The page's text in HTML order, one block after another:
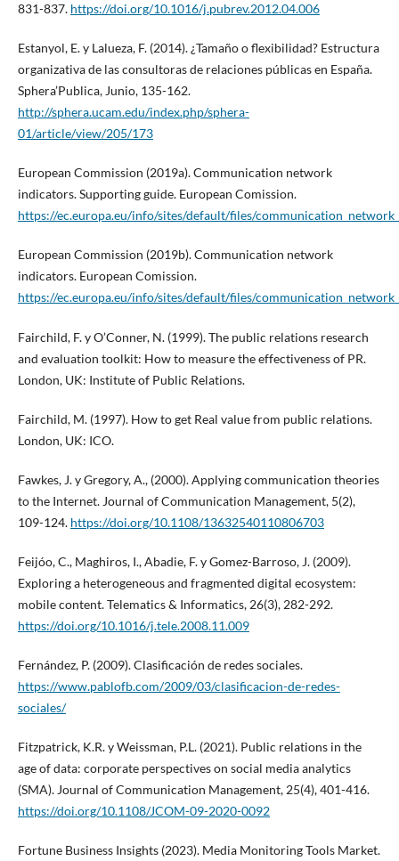
831-837. https://doi.org/10.1016/j.pubrev.2012.04.006
Estanyol, E. y Lalueza, F. (2014). ¿Tamaño o flexibilidad? Estructura
organizativa de las consultoras de relaciones públicas en España.
Sphera’Publica, Junio, 135-162.
http://sphera.ucam.edu/index.php/sphera-
01/article/view/205/173
European Commission (2019a). Communication network
indicators. Supporting guide. European Comission.
https://ec.europa.eu/info/sites/default/files/
European Commission (2019b). Communication network
indicators. European Comission.
https://ec.europa.eu/info/sites/default/files/
Fairchild, F. y O’Conner, N. (1999). The public relations research
and evaluation toolkit: How to measure the effectiveness of PR.
London, UK: Institute of Public Relations.
Fairchild, M. (1997). How to get Real value from public relations.
London, UK: ICO.
Fawkes, J. y Gregory, A., (2000). Applying communication theories
to the Internet. Journal of Communication Management, 5(2),
109-124. https://doi.org/10.1108/13632540110806703
Feijóo, C., Maghiros, I., Abadie, F. y Gomez-Barroso, J. (2009).
Exploring a heterogeneous and fragmented digital ecosystem:
mobile content. Telematics & Informatics, 26(3), 282-292.
https://doi.org/10.1016/j.tele.2008.11.009
Fernández, P. (2009). Clasificación de redes sociales.
https://www.pablofb.com/2009/03/clasificacion-de-redes-
sociales/
Fitzpatrick, K.R. y Weissman, P.L. (2021). Public relations in the
age of data: corporate perspectives on social media analytics
(SMA). Journal of Communication Management, 25(4), 401-416.
https://doi.org/10.1108/JCOM-09-2020-0092
Fortune Business Insights (2023). Media Monitoring Tools Market.